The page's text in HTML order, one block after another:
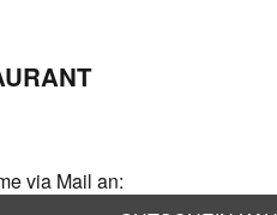
via Mail an: